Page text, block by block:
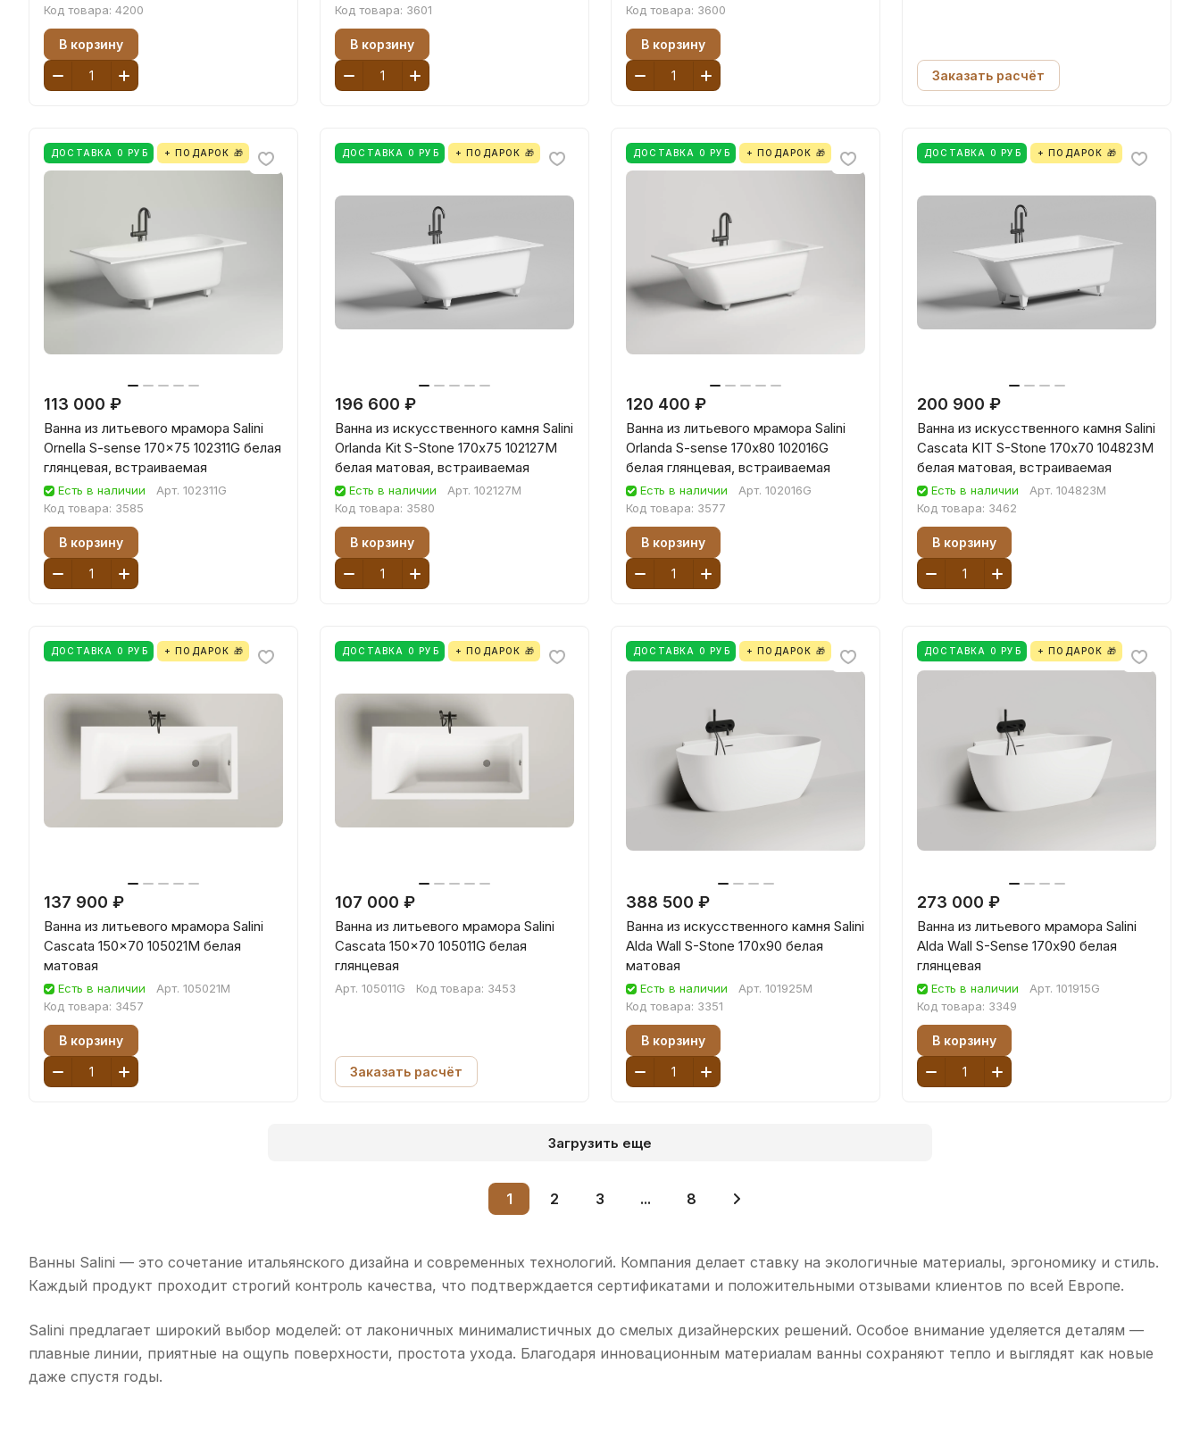
Код товара: 4200
В корзину
Код товара: 3601
В корзину
Код товара: 3600
В корзину
Заказать расчёт
ДОСТАВКА 0 РУБ + ПОДАРОК 🎁
113 000 ₽
Ванна из литьевого мрамора Salini
Ornella S-sense 170x75 102311G белая
глянцевая, встраиваемая
Есть в наличии Арт. 102311G
Код товара: 3585
В корзину
ДОСТАВКА 0 РУБ + ПОДАРОК 🎁
196 600 ₽
Ванна из искусственного камня Salini
Orlanda Kit S-Stone 170х75 102127M
белая матовая, встраиваемая
Есть в наличии Арт. 102127M
Код товара: 3580
В корзину
ДОСТАВКА 0 РУБ + ПОДАРОК 🎁
120 400 ₽
Ванна из литьевого мрамора Salini
Orlanda S-sense 170х80 102016G
белая глянцевая, встраиваемая
Есть в наличии Арт. 102016G
Код товара: 3577
В корзину
ДОСТАВКА 0 РУБ + ПОДАРОК 🎁
200 900 ₽
Ванна из искусственного камня Salini
Cascata KIT S-Stone 170х70 104823M
белая матовая, встраиваемая
Есть в наличии Арт. 104823M
Код товара: 3462
В корзину
ДОСТАВКА 0 РУБ + ПОДАРОК 🎁
137 900 ₽
Ванна из литьевого мрамора Salini
Cascata 150x70 105021M белая
матовая
Есть в наличии Арт. 105021M
Код товара: 3457
В корзину
ДОСТАВКА 0 РУБ + ПОДАРОК 🎁
107 000 ₽
Ванна из литьевого мрамора Salini
Cascata 150x70 105011G белая
глянцевая
Арт. 105011G Код товара: 3453
Заказать расчёт
ДОСТАВКА 0 РУБ + ПОДАРОК 🎁
388 500 ₽
Ванна из искусственного камня Salini
Alda Wall S-Stone 170х90 белая
матовая
Есть в наличии Арт. 101925M
Код товара: 3351
В корзину
ДОСТАВКА 0 РУБ + ПОДАРОК 🎁
273 000 ₽
Ванна из литьевого мрамора Salini
Alda Wall S-Sense 170х90 белая
глянцевая
Есть в наличии Арт. 101915G
Код товара: 3349
В корзину
Загрузить еще
1 2 3 ... 8
Ванны Salini — это сочетание итальянского дизайна и современных технологий. Компания делает ставку на экологичные материалы, эргономику и стиль.
Каждый продукт проходит строгий контроль качества, что подтверждается сертификатами и положительными отзывами клиентов по всей Европе.
Salini предлагает широкий выбор моделей: от лаконичных минималистичных до смелых дизайнерских решений. Особое внимание уделяется деталям —
плавные линии, приятные на ощупь поверхности, простота ухода. Благодаря инновационным материалам ванны сохраняют тепло и выглядят как новые
даже спустя годы.